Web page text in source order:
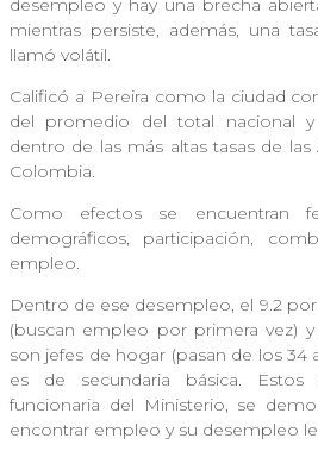
desempleo y hay una brecha
mientras persiste, además, una
llamó volátil.
Calificó a Pereira como la ciudad
del promedio del total nacional
dentro de las más altas tasas de
Colombia.
Como efectos se encuentran
demográficos, participación,
empleo.
Dentro de ese desempleo, el 9.2
(buscan empleo por primera vez)
son jefes de hogar (pasan de los 34
es de secundaria básica. Estos
funcionaria del Ministerio, se
encontrar empleo y su desempleo